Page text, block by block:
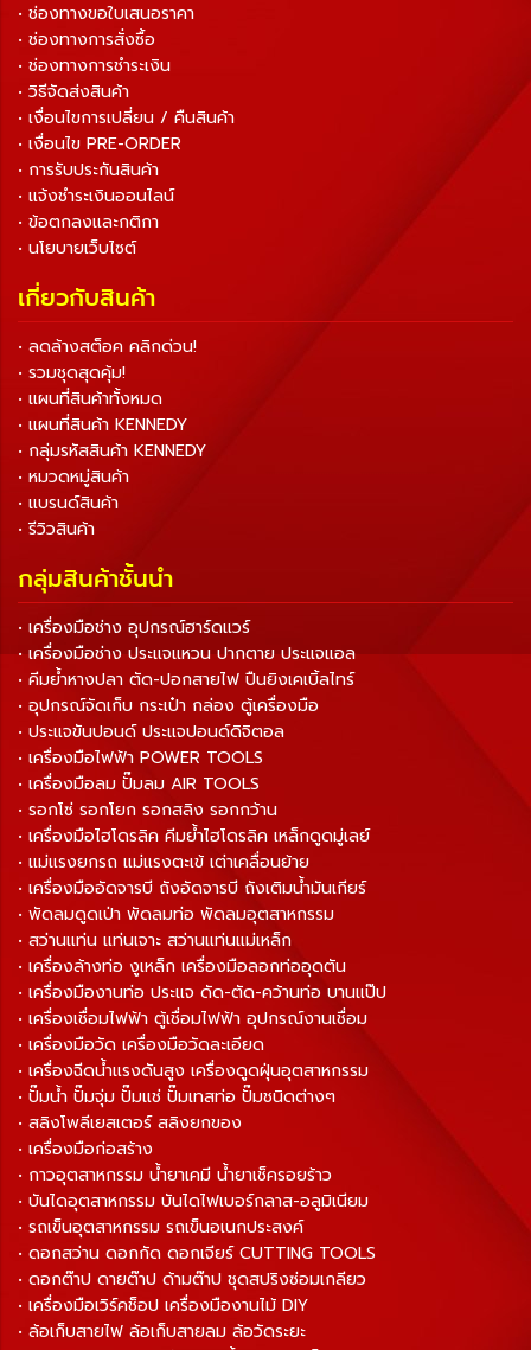
• ช่องทางขอใบเสนอราคา
• ช่องทางการสั่งซื้อ
• ช่องทางการชำระเงิน
• วิธีจัดส่งสินค้า
• เงื่อนไขการเปลี่ยน / คืนสินค้า
• เงื่อนไข PRE-ORDER
• การรับประกันสินค้า
• แจ้งชำระเงินออนไลน์
• ข้อตกลงและกติกา
• นโยบายเว็บไซต์
เกี่ยวกับสินค้า
• ลดล้างสต็อค คลิกด่วน!
• รวมชุดสุดคุ้ม!
• แผนที่สินค้าทั้งหมด
• แผนที่สินค้า KENNEDY
• กลุ่มรหัสสินค้า KENNEDY
• หมวดหมู่สินค้า
• แบรนด์สินค้า
• รีวิวสินค้า
กลุ่มสินค้าชั้นนำ
• เครื่องมือช่าง อุปกรณ์ฮาร์ดแวร์
• เครื่องมือช่าง ประแจแหวน ปากตาย ประแจแอล
• คีมย้ำหางปลา ตัด-ปอกสายไฟ ปืนยิงเคเบิ้ลไทร์
• อุปกรณ์จัดเก็บ กระเป๋า กล่อง ตู้เครื่องมือ
• ประแจขันปอนด์ ประแจปอนด์ดิจิตอล
• เครื่องมือไฟฟ้า POWER TOOLS
• เครื่องมือลม ปั๊มลม AIR TOOLS
• รอกโซ่ รอกโยก รอกสลิง รอกกว้าน
• เครื่องมือไฮโดรลิค คีมย้ำไฮโดรลิค เหล็กดูดมู่เลย์
• แม่แรงยกรถ แม่แรงตะเข้ เต่าเคลื่อนย้าย
• เครื่องมืออัดจารบี ถังอัดจารบี ถังเติมน้ำมันเกียร์
• พัดลมดูดเป่า พัดลมท่อ พัดลมอุตสาหกรรม
• สว่านแท่น แท่นเจาะ สว่านแท่นแม่เหล็ก
• เครื่องล้างท่อ งูเหล็ก เครื่องมือลอกท่ออุดตัน
• เครื่องมืองานท่อ ประแจ ดัด-ตัด-คว้านท่อ บานแป๊ป
• เครื่องเชื่อมไฟฟ้า ตู้เชื่อมไฟฟ้า อุปกรณ์งานเชื่อม
• เครื่องมือวัด เครื่องมือวัดละเอียด
• เครื่องฉีดน้ำแรงดันสูง เครื่องดูดฝุ่นอุตสาหกรรม
• ปั๊มน้ำ ปั๊มจุ่ม ปั๊มแช่ ปั๊มเทสท่อ ปั๊มชนิดต่างๆ
• สลิงโพลีเยสเตอร์ สลิงยกของ
• เครื่องมือก่อสร้าง
• กาวอุตสาหกรรม น้ำยาเคมี น้ำยาเช็ครอยร้าว
• บันไดอุตสาหกรรม บันไดไฟเบอร์กลาส-อลูมิเนียม
• รถเข็นอุตสาหกรรม รถเข็นอเนกประสงค์
• ดอกสว่าน ดอกกัด ดอกเจียร์ CUTTING TOOLS
• ดอกต๊าป ดายต๊าป ด้ามต๊าป ชุดสปริงซ่อมเกลียว
• เครื่องมือเวิร์คช็อป เครื่องมืองานไม้ DIY
• ล้อเก็บสายไฟ ล้อเก็บสายลม ล้อวัดระยะ